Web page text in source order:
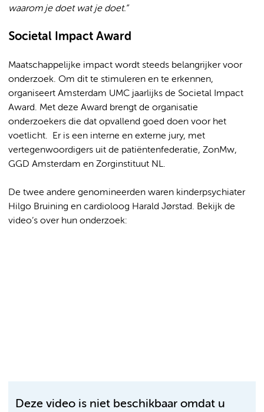
waarom je doet wat je doet.”
Societal Impact Award
Maatschappelijke impact wordt steeds belangrijker voor
onderzoek. Om dit te stimuleren en te erkennen,
organiseert Amsterdam UMC jaarlijks de Societal Impact
Award. Met deze Award brengt de organisatie
onderzoekers die dat opvallend goed doen voor het
voetlicht. Er is een interne en externe jury, met
vertegenwoordigers uit de patiëntenfederatie, ZonMw,
GGD Amsterdam en Zorginstituut NL.
De twee andere genomineerden waren kinderpsychiater
Hilgo Bruining en cardioloog Harald Jørstad. Bekijk de
video’s over hun onderzoek:
Deze video is niet beschikbaar omdat u